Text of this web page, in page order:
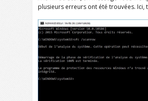
plusieurs erreurs ont été trouvées. Ici,